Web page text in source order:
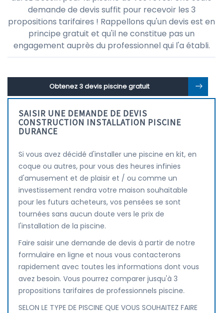
demande de devis suffit pour recevoir les 3
propositions tarifaires ! Rappellons qu'un devis est en
principe gratuit et qu'il ne constitue pas un
engagement auprès du professionnel qui l'a établi.
Obtenez 3 devis piscine gratuit
SAISIR UNE DEMANDE DE DEVIS
CONSTRUCTION INSTALLATION PISCINE
DURANCE
Si vous avez décidé d'installer une piscine en kit, en
coque ou autres, pour vous des heures infinies
d'amusement et de plaisir et / ou comme un
investissement rendra votre maison souhaitable
pour les futurs acheteurs, vos pensées se sont
tournées sans aucun doute vers le prix de
l'installation de la piscine.
Faire saisir une demande de devis à partir de notre
formulaire en ligne et nous vous contacterons
rapidement avec toutes les informations dont vous
avez besoin. Vous pourrez comparer jusqu'à 3
propositions tarifaires de professionnels piscine.
SELON LE TYPE DE PISCINE QUE VOUS SOUHAITEZ FAIRE